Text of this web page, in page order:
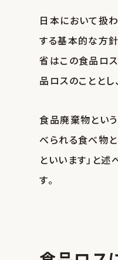
日本において扱
する基本的な方
省はこの食品ロ
品ロスのことと
食品廃棄物とい
べられる食べ物
といいます」と
す。